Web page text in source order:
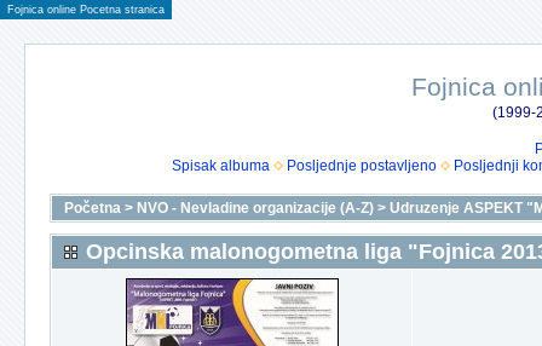
Fojnica online Pocetna stranica
Fojnica
(1999-
Spisak albuma
Posljednje postavljeno Posljednji
Početna > NVO - Nevladine organizacije (A-Z) > Udruzenje ASPEKT
Opcinska malonogometna liga "Fojnica